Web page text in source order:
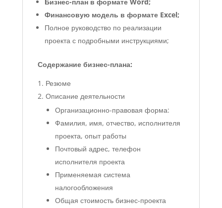
Бизнес-план в формате Word;
Финансовую модель в формате Excel;
Полное руководство по реализации
проекта с подробными инструкциями;
Содержание бизнес-плана:
Резюме
Описание деятельности
Организационно-правовая форма:
Фамилия, имя, отчество, исполнителя
проекта, опыт работы
Почтовый адрес, телефон
исполнителя проекта
Применяемая система
налогообложения
Общая стоимость бизнес-проекта